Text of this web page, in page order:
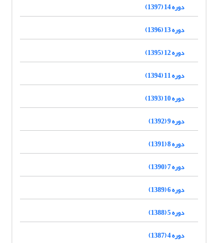
دوره 14 (1397)
دوره 13 (1396)
دوره 12 (1395)
دوره 11 (1394)
دوره 10 (1393)
دوره 9 (1392)
دوره 8 (1391)
دوره 7 (1390)
دوره 6 (1389)
دوره 5 (1388)
دوره 4 (1387)